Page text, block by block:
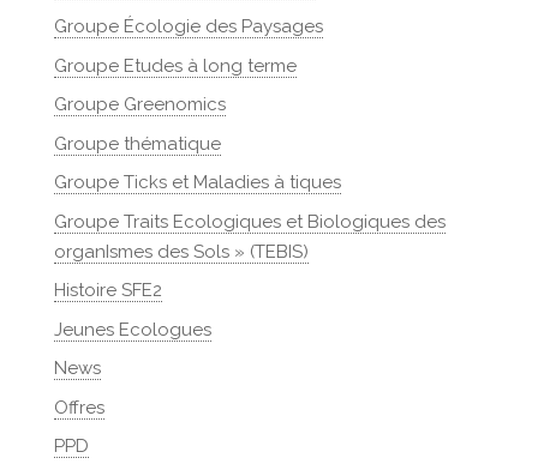
Groupe Écologie des Paysages
Groupe Etudes à long terme
Groupe Greenomics
Groupe thématique
Groupe Ticks et Maladies à tiques
Groupe Traits Ecologiques et Biologiques des
organIsmes des Sols » (TEBIS)
Histoire SFE2
Jeunes Ecologues
News
Offres
PPD